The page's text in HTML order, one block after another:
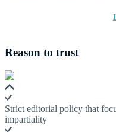
Reason to trust
Strict editorial policy that
impartiality